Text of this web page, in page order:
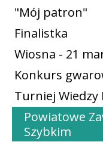
"Mój patron"
Finalistka
Wiosna - 21
Konkurs
Turniej Wiedzy
Powiatowe
Szybkim